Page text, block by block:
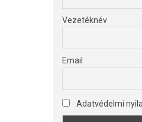
Vezetéknév
Email
Adatvédelmi